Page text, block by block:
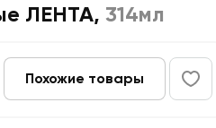
ЛЕНТА, 314мл
Похожие товары